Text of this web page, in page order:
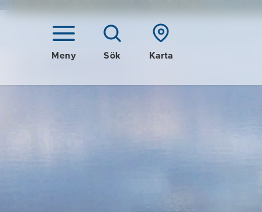
Meny Sök Karta